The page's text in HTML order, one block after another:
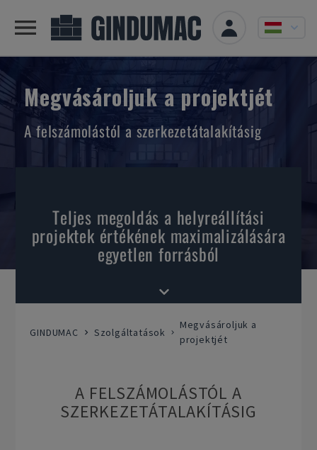
Megvásároljuk a projektjét
A felszámolástól a szerkezetátalakításig
Teljes megoldás a helyreállítási
projektek értékének maximalizálására
egyetlen forrásból
GINDUMAC Szolgáltatások
Megvásároljuk a
projektjét
A FELSZÁMOLÁSTÓL A
SZERKEZETÁTALAKÍTÁSIG